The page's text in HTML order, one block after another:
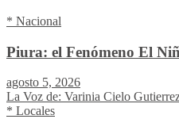
* Nacional
Piura: el Fenómeno El
agosto 5, 2026
La Voz de: Varinia Cielo
* Locales